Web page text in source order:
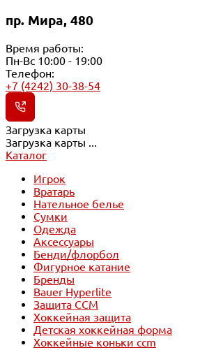
пр. Мира, 480
Время работы:
Пн-Вс 10:00 - 19:00
Телефон:
+7 (4242) 30-38-54
Загрузка карты
Загрузка карты ...
Каталог
Игрок
Вратарь
Нательное белье
Сумки
Одежда
Аксессуары
Бенди/флорбол
Фигурное катание
Бренды
Bauer Hyperlite
Защита CCM
Хоккейная защита
Детская хоккейная форма
Хоккейные коньки ccm